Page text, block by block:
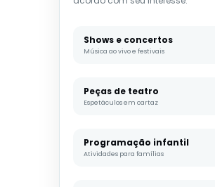
Shows e concertos
Música ao vivo e festivais
Peças de teatro
Espetáculos em cartaz
Programação infantil
Atividades para famílias